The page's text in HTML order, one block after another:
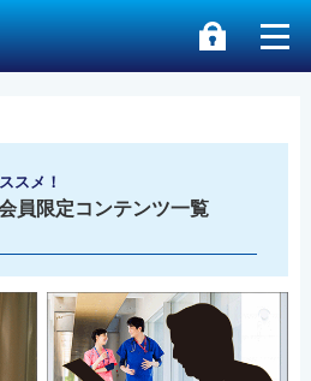
スメ！
員限定コンテンツ一覧